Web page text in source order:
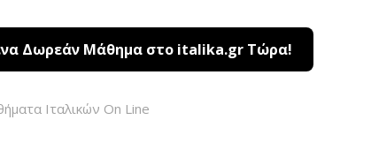
Δωρεάν Μάθημα στο italika.gr Τώρα!
Ιταλικών On Line